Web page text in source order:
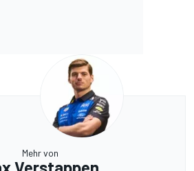
Mehr von
Verstappen